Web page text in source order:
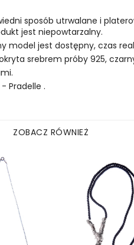
sposób utrwalane i
jest niepowtarzalny.
model jest dostępny, czas
srebrem próby 925,
Pradelle .
ZOBACZ RÓWNIEŻ